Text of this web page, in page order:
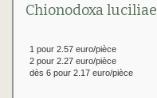
Chionodoxa luciliae
1 pour 2.57 euro/pièce
2 pour 2.27 euro/pièce
dès 6 pour 2.17 euro/pièce